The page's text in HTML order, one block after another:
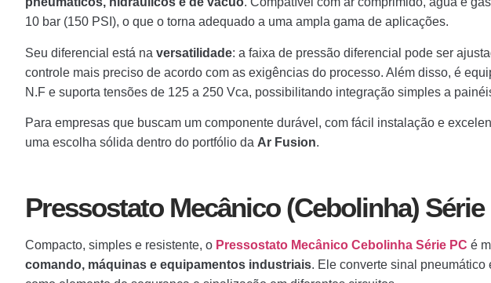
10 bar (150 PSI), o que o torna adequado a uma ampla gama de aplicações.
Seu diferencial está na versatilidade: a faixa de pressão diferencial pode ser
controle mais preciso de acordo com as exigências do processo. Além disso, é
N.F e suporta tensões de 125 a 250 Vca, possibilitando integração simples a
Para empresas que buscam um componente durável, com fácil instalação e
uma escolha sólida dentro do portfólio da Ar Fusion.
Pressostato Mecânico (Cebolinha) Série
Compacto, simples e resistente, o Pressostato Mecânico Cebolinha Série PC é
comando, máquinas e equipamentos industriais. Ele converte sinal